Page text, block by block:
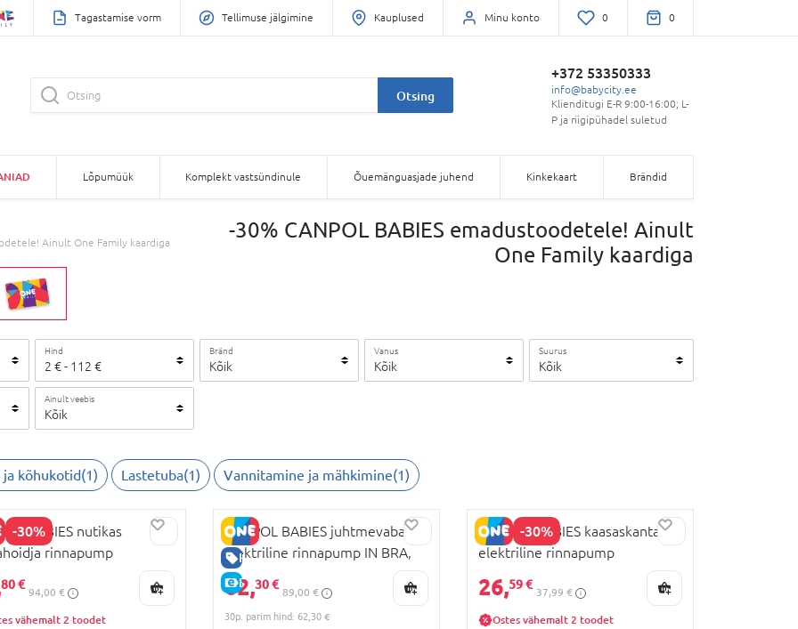
Tagastamise vorm Tellimuse jälgimine Kauplused Minu konto 0 0
Otsing
+372 53350333
info@babycity.ee
Klienditugi E-R 9:00-16:00; L-
P ja riigipühadel suletud
Lõpumüük Komplekt vastsündinule Õuemänguasjade juhend Kinkekaart Brändid
Ainult One Family kaardiga
-30% CANPOL BABIES emadustoodetele! Ainult
One Family kaardiga
Hind
2 €- 112 €
Bränd
Kõik
Vanus
Kõik
Suurus
Kõik
Ainult veebis
Kõik
ja kõhukotid(1) Lastetuba(1) Vannitamine ja mähkimine(1)
-30%BABIES nutikas
rinnapump
80 €
94,00 €
vähemalt 2 toodet
HEA HIND
E-HIND
CANPOL BABIES juhtmevaba
elektriline rinnapump IN BRA,
20/100
62,30 €
89,00 €
30p. parim hind: 62,30 €
-30%
CANPOL BABIES kaasaskantav
elektriline rinnapump
26,59 €
37,99 €
Ostes vähemalt 2 toodet